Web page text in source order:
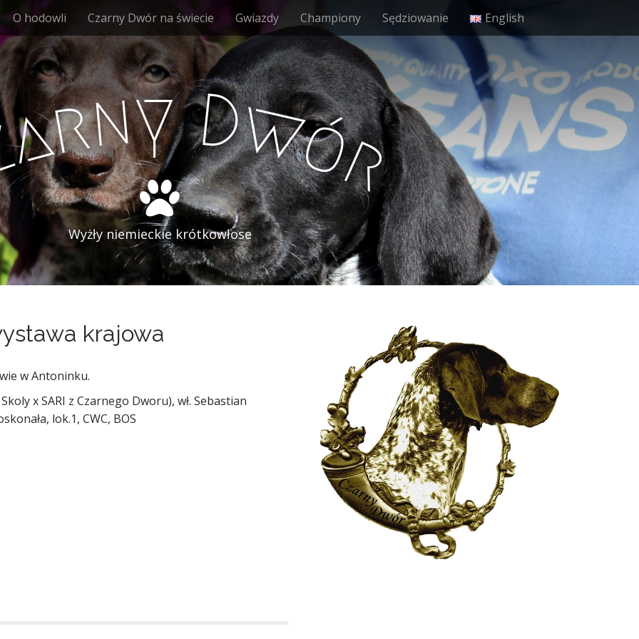
O hodowli Czarny Dwór na świecie Gwiazdy Championy Sędziowanie English
arny Dwór
Wyżły niemieckie krótkowłose
krajowa
w Antoninku.
x SARI z Czarnego Dworu), wł. Sebastian
lok.1, CWC, BOS